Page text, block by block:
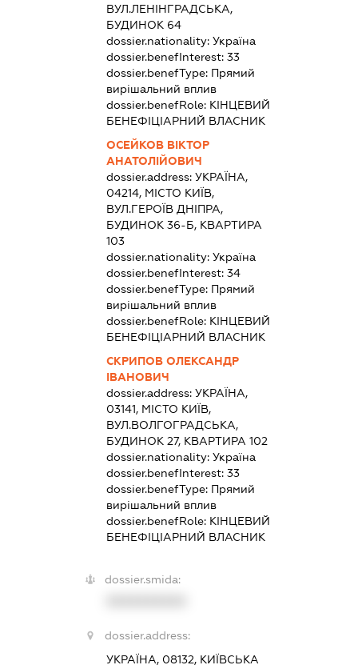
ВУЛ.ЛЕНІНГРАДСЬКА,
БУДИНОК 64
dossier.nationality: Україна
dossier.benefInterest: 33
dossier.benefType: Прямий
вирішальний вплив
dossier.benefRole: КІНЦЕВИЙ
БЕНЕФІЦІАРНИЙ ВЛАСНИК
ОСЕЙКОВ ВІКТОР
АНАТОЛІЙОВИЧ
dossier.address: УКРАЇНА,
04214, МІСТО КИЇВ,
ВУЛ.ГЕРОЇВ ДНІПРА,
БУДИНОК 36-Б, КВАРТИРА
103
dossier.nationality: Україна
dossier.benefInterest: 34
dossier.benefType: Прямий
вирішальний вплив
dossier.benefRole: КІНЦЕВИЙ
БЕНЕФІЦІАРНИЙ ВЛАСНИК
СКРИПОВ ОЛЕКСАНДР
ІВАНОВИЧ
dossier.address: УКРАЇНА,
03141, МІСТО КИЇВ,
ВУЛ.ВОЛГОГРАДСЬКА,
БУДИНОК 27, КВАРТИРА 102
dossier.nationality: Україна
dossier.benefInterest: 33
dossier.benefType: Прямий
вирішальний вплив
dossier.benefRole: КІНЦЕВИЙ
БЕНЕФІЦІАРНИЙ ВЛАСНИК
dossier.smida:
dossier.address:
УКРАЇНА, 08132, КИЇВСЬКА